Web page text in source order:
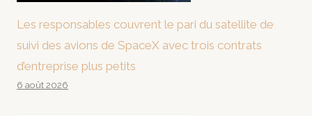
Les responsables couvrent le pari du satellite de
suivi des avions de SpaceX avec trois contrats
d’entreprise plus petits
6 août 2026